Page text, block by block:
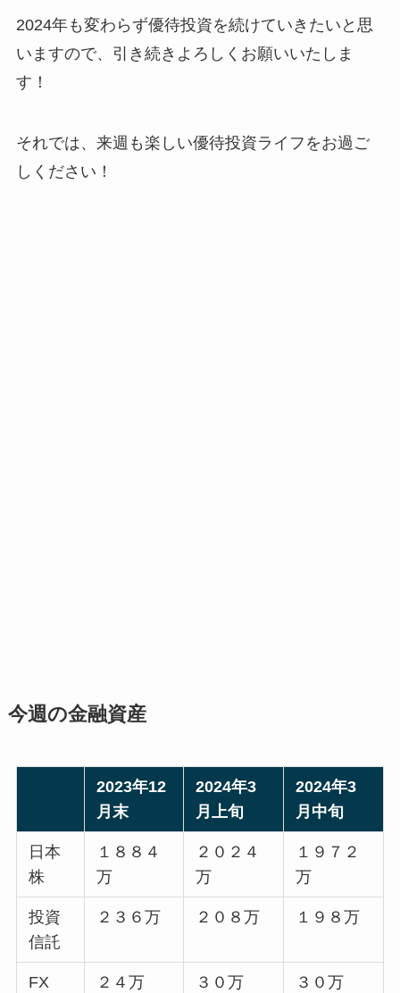
2024年も変わらず優待投資を続けていきたいと思
いますので、引き続きよろしくお願いいたしま
す！
それでは、来週も楽しい優待投資ライフをお過ご
しください！
今週の金融資産
2023年12
月末
2024年3
月上旬
2024年3
月中旬
日本
株
１８８４
万
２０２４
万
１９７２
万
投資
信託
２３６万 ２０８万 １９８万
FX ２４万 ３０万 ３０万